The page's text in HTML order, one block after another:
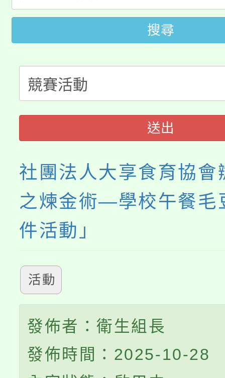
田徑場及游泳池舉行。
桃園市低收入戶享有免
視費優惠，中低收入戶
半價優惠，詳情可洽有
者。
大園自造教育及科技
份教師增能研習
份教師研習
淨零綠生活教案入校路
會
115年食農教育專業人
程
搜尋
送出
社團法人大享食育協會
之煉金術—學校午餐毛
件活動」
活動
發佈者：衛生組長
發佈時間：2025-10-28